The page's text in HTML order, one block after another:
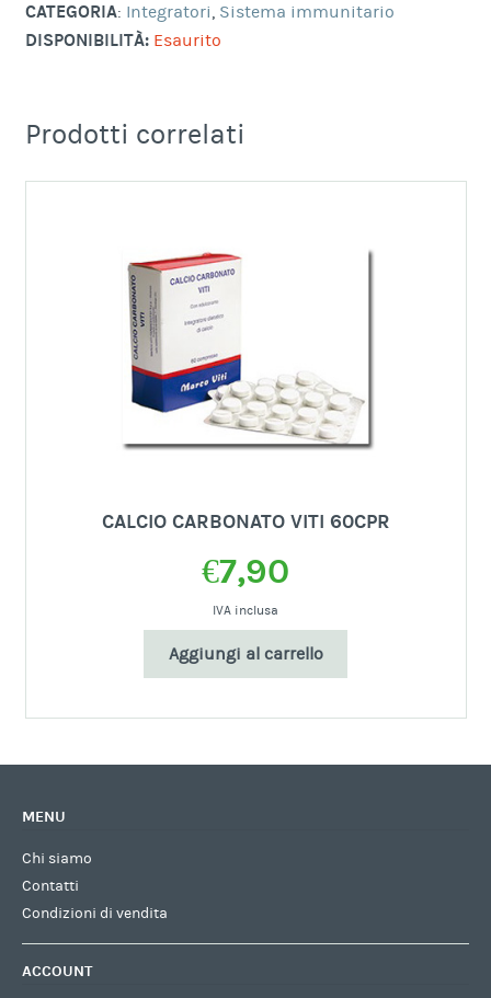
CATEGORIA: Integratori, Sistema immunitario
DISPONIBILITÀ: Esaurito
Prodotti correlati
CALCIO CARBONATO VITI 60CPR
€7,90
IVA inclusa
Aggiungi al carrello
MENU
Chi siamo
Contatti
Condizioni di vendita
ACCOUNT